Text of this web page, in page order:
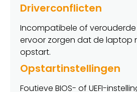
Driverconflicten
Incompatibele of verouderde
ervoor zorgen dat de laptop
opstart.
Opstartinstellingen
Foutieve BIOS- of UEFI-